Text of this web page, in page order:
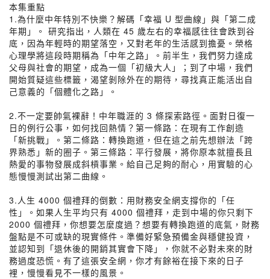
本集重點
1.為什麼中年特別不快樂？解碼「幸福 U 型曲線」與「第二成
年期」。 研究指出，人類在 45 歲左右的幸福感往往會跌到谷
底，因為年輕時的期望落空，又對老年的生活感到擔憂。榮格
心理學將這段時期稱為「中年之路」。前半生，我們努力達成
父母與社會的期望，成為一個「初級大人」；到了中場，我們
開始質疑這些標籤，渴望剝除外在的期待，尋找真正能活出自
己意義的「個體化之路」。
2.不一定要帥氣裸辭！中年職涯的 3 條探索路徑。面對日復一
日的例行公事，如何找回熱情？第一條路：在現有工作創造
「新挑戰」。第二條路：轉換跑道，但在這之前先想辦法「跨
界熟悉」新的圈子。第三條路：平行發展，將你原本就擅長且
熱愛的事物發展成斜槓事業。給自己足夠的耐心，用實驗的心
態慢慢測試出第二曲線。
3.人生 4000 個禮拜的倒數：用財務安全網支撐你的「任
性」。如果人生平均只有 4000 個禮拜，走到中場的你只剩下
2000 個禮拜，你想要怎麼度過？想要有轉換跑道的底氣，財務
盤點是不可或缺的現實條件。準備好緊急預備金與穩健投資，
並認知到「退休後的開銷其實會下降」，你就不必對未來的財
務過度恐慌。有了這張安全網，你才有餘裕在接下來的日子
裡，慢慢看見不一樣的風景。